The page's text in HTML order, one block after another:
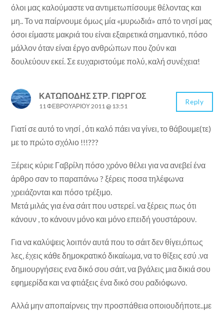
όλοι μας καλούμαστε να αντιμετωπίσουμε θέλοντας και
μη.. Το να παίρνουμε όμως μία «μυρωδιά» από το νησί μας
όσοι είμαστε μακριά του είναι εξαιρετικά σημαντικό, πόσο
μάλλον όταν είναι έργο ανθρώπων που ζούν και
δουλεύουν εκεί. Σε ευχαριστούμε πολύ, καλή συνέχεια!
ΚΑΤΩΠΌΔΗΣ ΣΤΡ. ΓΙΏΡΓΟΣ
11 ΦΕΒΡΟΥΑΡΊΟΥ 2011 @ 13:51
Γιατί σε αυτό το νησί , ότι καλό πάει να γίνει, το θάβουμε(τε)
με το πρώτο σχόλιο !!!???
Ξέρεις κύριε Γαβρίλη πόσο χρόνο θέλει για να ανεβεί ένα
άρθρο σαν το παραπάνω ? ξέρεις ποσα τηλέφωνα
χρειάζονται και πόσο τρέξιμο.
Μετά μιλάς για ένα σάιτ που υστερεί. να ξέρεις πως ότι
κάνουν , το κάνουν μόνο και μόνο επειδή γουστάρουν.
Για να καλύψεις λοιπόν αυτά που το σάιτ δεν θίγει,όπως
λες, έχεις κάθε δημοκρατικό δικαίωμα, να το θίξεις εσύ .να
δημιουργήσεις ενα δικό σου σάιτ, να βγάλεις μια δικιά σου
εφημερίδα και να φτιάξεις ένα δικό σου ραδιόφωνο.
Αλλά μην αποπαίρνεις την προσπάθεια οποιουδήποτε..με
Reply